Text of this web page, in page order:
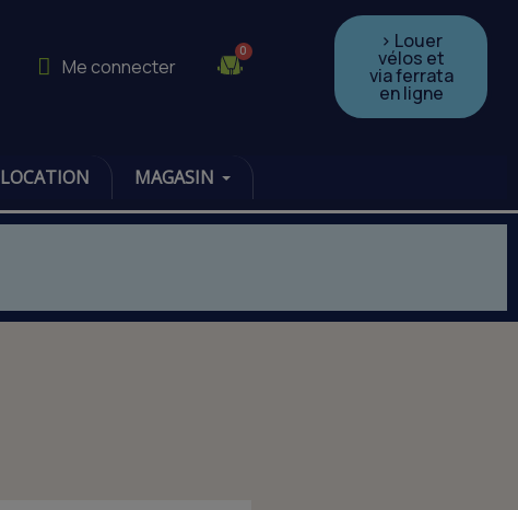
Me connecter
> Louer
vélos et
via ferrata
en ligne
LOCATION MAGASIN